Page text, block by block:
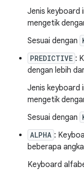
Jenis keyboard
mengetik
Sesuai dengan
PREDICTIVE :
dengan lebih
Jenis keyboard
mengetik
Sesuai dengan
ALPHA :
beberapa
Keyboard